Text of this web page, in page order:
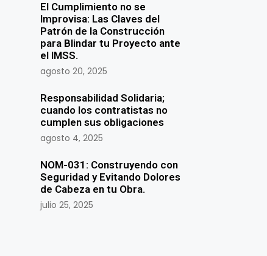
El Cumplimiento no se
Improvisa: Las Claves del
Patrón de la Construcción
para Blindar tu Proyecto ante
el IMSS.
agosto 20, 2025
Responsabilidad Solidaria;
cuando los contratistas no
cumplen sus obligaciones
agosto 4, 2025
NOM-031: Construyendo con
Seguridad y Evitando Dolores
de Cabeza en tu Obra.
julio 25, 2025